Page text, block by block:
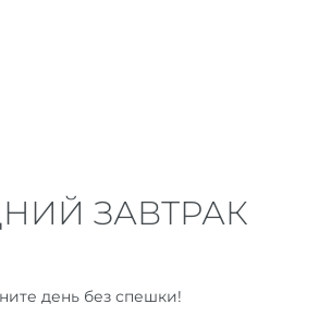
ЗАВТРАК
день без спешки!